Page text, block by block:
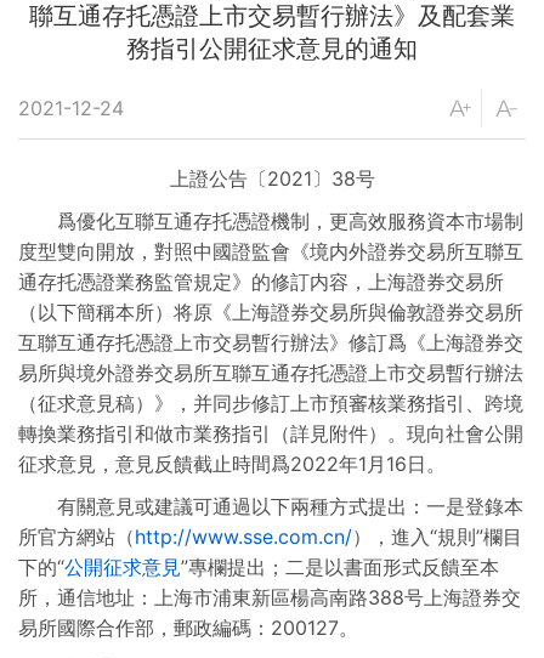
本所業務規則
制度規則彙編
聯互通存托憑證上市交易暫行辦法》及配套業
務指引公開征求意見的通知
2021-12-24
上證公告〔2021〕38号
爲優化互聯互通存托憑證機制，更高效服務資本市場制
度型雙向開放，對照中國證監會《境内外證券交易所互聯互
通存托憑證業務監管規定》的修訂内容，上海證券交易所
（以下簡稱本所）将原《上海證券交易所與倫敦證券交易所
互聯互通存托憑證上市交易暫行辦法》修訂爲《上海證券交
易所與境外證券交易所互聯互通存托憑證上市交易暫行辦法
（征求意見稿）》，并同步修訂上市預審核業務指引、跨境
轉換業務指引和做市業務指引（詳見附件）。現向社會公開
征求意見，意見反饋截止時間爲2022年1月16日。
有關意見或建議可通過以下兩種方式提出：一是登錄本
所官方網站（http://www.sse.com.cn/），進入“規則”欄目
下的“公開征求意見”專欄提出；二是以書面形式反饋至本
所，通信地址：上海市浦東新區楊高南路388号上海證券交
易所國際合作部，郵政編碼：200127。